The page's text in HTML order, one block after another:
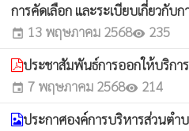
การคัดเลือก และระเบียบเกี่ยวกับ
event 13 พฤษภาคม 2568visibility 235
ประชาสัมพันธ์การออกให้บริก
event 7 พฤษภาคม 2568visibility 214
ประกาศองค์การบริหารส่วนตำ